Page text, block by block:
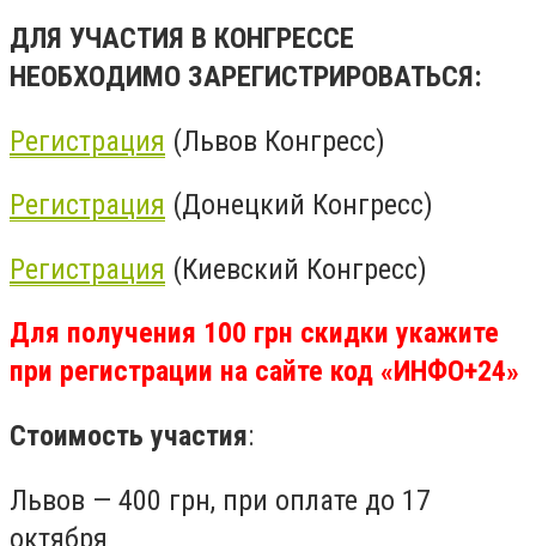
ДЛЯ УЧАСТИЯ В КОНГРЕССЕ
НЕОБХОДИМО ЗАРЕГИСТРИРОВАТЬСЯ:
Регистрация (Львов Конгресс)
Регистрация (Донецкий Конгресс)
Регистрация (Киевский Конгресс)
Для получения 100 грн скидки укажите
при регистрации на сайте код «ИНФО+24»
Стоимость участия:
Львов — 400 грн, при оплате до 17
октября